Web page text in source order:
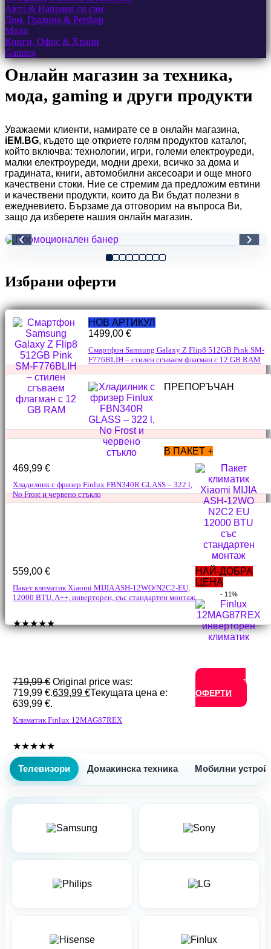
Авто & Направи си сам
Дом, Градина & Petshop
Мода
Книги, Офис & Храни
Gaming
Онлайн магазин за техника,
мода, gaming и други продукти
Уважаеми клиенти, намирате се в онлайн магазина,
iEM.BG, където ще откриете голям продуктов каталог,
който включва: технологии, игри, големи електроуреди,
малки електроуреди, модни дрехи, всичко за дома и
градината, книги, автомобилни аксесоари и още много
качествени стоки. Ние се стремим да предложим евтини
и качествени продукти, които да Ви бъдат полезни в
ежедневието. Бързаме да отговорим на въпроса Ви,
защо да изберете нашия онлайн магазин.
‹ ›
Избрани оферти
НОВ АРТИКУЛ
1499,00 €
Смартфон Samsung Galaxy Z Flip8 512GB Pink SM-
F776BLIH – стилен сгъваем флагман с 12 GB RAM
ПРЕПОРЪЧАН
469,99 €
Хладилник с фризер Finlux FBN340R GLASS – 322 l,
No Frost и червено стъкло
В ПАКЕТ +
559,00 €
Пакет климатик Xiaomi MIJIA ASH-12WO/N2C2-EU,
12000 BTU, A++, инверторен, със стандартен монтаж
★★★★★
НАЙ-ДОБРА
ЦЕНА
- 11%
719,99€ Original price was:
719,99 €.639,99 €Текущата цена е:
639,99 €.
Климатик Finlux 12MAG87REX
★★★★★
ВСИЧКИ
ОФЕРТИ
Телевизори Домакинска техника Мобилни